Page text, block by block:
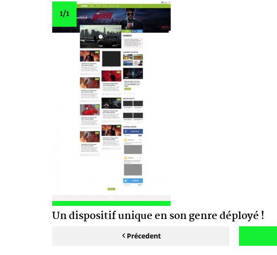
1/1
Un dispositif unique en son genre déployé !
Précedent